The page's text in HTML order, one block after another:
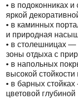
• в подоконниках
яркой
• в каминных
и природная
• в столешницах —
зоны отдыха с
• в напольных
высокой стойкости
• в барных
цветовой глубиной